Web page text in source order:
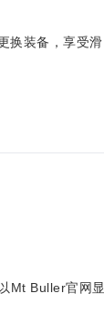
换装备，享受滑
Mt Buller官网显